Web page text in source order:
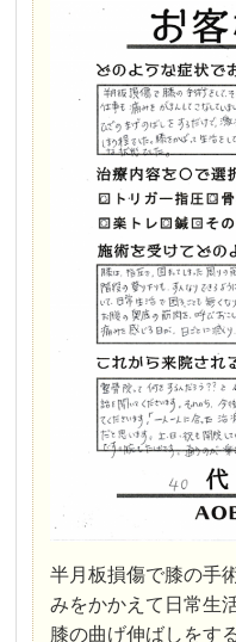
半月板損傷で膝の手
みをかかえて日常生
膝の曲げ伸ばしをす